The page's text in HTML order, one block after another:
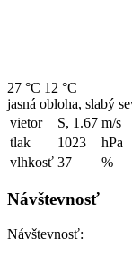
27 °C 12 °C
jasná obloha, slabý
vietor
S, 1.67 m/s
tlak
1023
hPa
vlhkosť 37 %
Návštevnosť
Návštevnosť: